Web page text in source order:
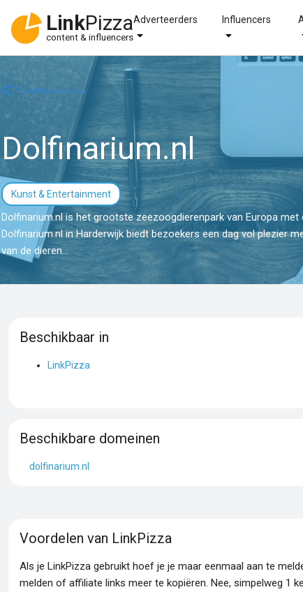
LinkPizza
content & influencers
Adverteerders Influencers
Dolfinarium.nl
Kunst & Entertainment
Dolfinarium.nl is het grootste zeezoogdierenpark van Europa
Dolfinarium.nl in Harderwijk biedt bezoekers een dag vol plezier
van de dieren...
Beschikbaar in
LinkPizza
Beschikbare domeinen
dolfinarium.nl
Voordelen van LinkPizza
Als je LinkPizza gebruikt hoef je je maar eenmaal aan te
melden of affiliate links meer te kopiëren. Nee, simpelweg 1